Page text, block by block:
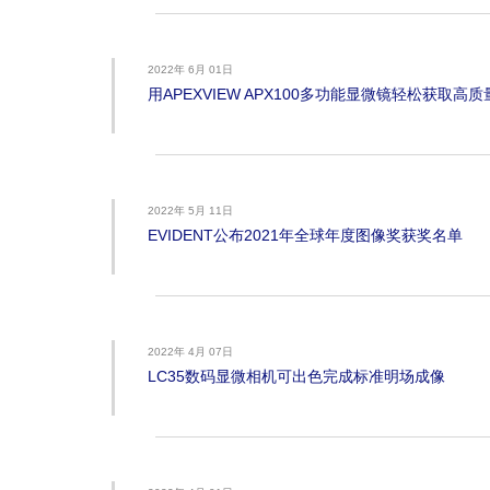
2022年 6月 01日
用APEXVIEW APX100多功能显微镜轻松获取高质
2022年 5月 11日
EVIDENT公布2021年全球年度图像奖获奖名单
2022年 4月 07日
LC35数码显微相机可出色完成标准明场成像